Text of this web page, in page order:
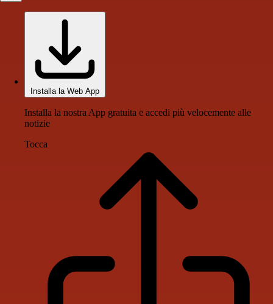
Installa la Web App
Installa la nostra App gratuita e accedi più velocemente alle
notizie
Tocca